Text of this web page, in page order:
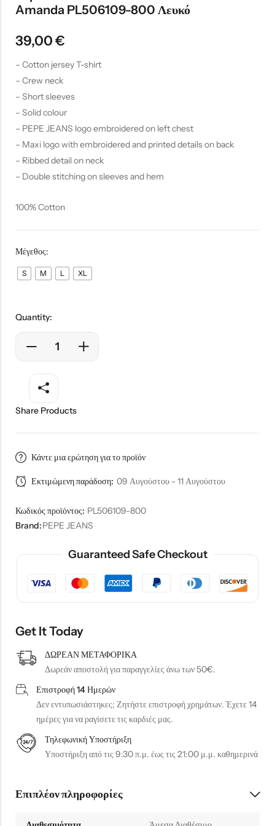
Amanda PL506109-800 Λευκό
39,00€
– Cotton jersey T-shirt
– Crew neck
– Short sleeves
– Solid colour
– PEPE JEANS logo embroidered on left chest
– Maxi logo with embroidered and printed details on back
– Ribbed detail on neck
– Double stitching on sleeves and hem
100% Cotton
Μέγεθος:
S M L XL
Quantity:
Share Products
Κάντε μια ερώτηση για το προϊόν
Εκτιμώμενη παράδοση: 09 Αυγούστου - 11 Αυγούστου
Κωδικός προϊόντος: PL506109-800
Brand:PEPE JEANS
Guaranteed Safe Checkout
Get It Today
ΔΩΡΕΑΝ ΜΕΤΑΦΟΡΙΚΑ
Δωρεάν αποστολή για παραγγελίες άνω των 50€.
Επιστροφή 14 Ημερών
Δεν εντυπωσιάστηκες; Ζητήστε επιστροφή χρημάτων. Έχετε 14
ημέρες για να ραγίσετε τις καρδιές μας.
Τηλεφωνική Υποστήριξη
Υποστήριξη από τις 9:30 π.μ. έως τις 21:00 μ.μ. καθημερινά
Επιπλέον πληροφορίες